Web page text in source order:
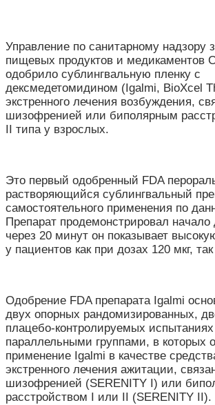
Управление по санитарному надзору
пищевых продуктов и медикаментов
одобрило сублингвальную пленку с
дексмедетомидином (Igalmi, BioXcel
экстренного лечения возбуждения,
шизофренией или биполярным
II типа у взрослых.
Это первый одобренный FDA
растворяющийся сублингвальный
самостоятельного применения по
Препарат продемонстрировал
через 20 минут он показывает
у пациентов как при дозах 120 мкг,
Одобрение FDA препарата Igalmi
двух опорных рандомизированных,
плацебо-контролируемых
параллельными группами, в которых
применение Igalmi в качестве
экстренного лечения ажитации,
шизофренией (SERENITY I) или
расстройством I или II (SERENITY II).